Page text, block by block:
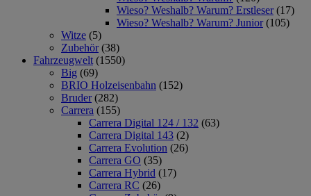
Wieso? Weshalb? Warum? Erstleser (17)
Wieso? Weshalb? Warum? Junior (105)
Witze (5)
Zubehör (38)
Fahrzeugwelt (1550)
Big (69)
BRIO Holzeisenbahn (152)
Bruder (282)
Carrera (155)
Carrera Digital 124 / 132 (63)
Carrera Digital 143 (2)
Carrera Evolution (26)
Carrera GO (35)
Carrera Hybrid (17)
Carrera RC (26)